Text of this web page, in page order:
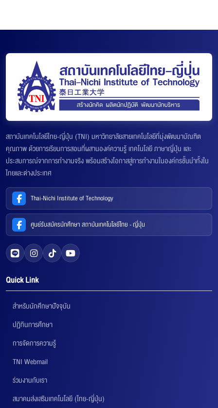
สถาบันเทคโนโลยีไทย-ญี่ปุ่น (TNI) มหาวิทยาลัยสายเทคโนโลยีที่มุ่งพัฒนาบัณฑิต
คุณภาพ ด้วยการเรียนการสอนที่ผสานองค์ความรู้ เทคโนโลยี ภาษาญี่ปุ่น และ
ประสบการณ์จากการทำงานจริง พร้อมสร้างโอกาสสู่การทำงานในองค์กรชั้นนำทั้งใน
ไทยและต่างประเทศ
Thai-Nichi Institute of Technology
ศูนย์รับสมัครนักศึกษา สถาบันเทคโนโลยีไทย - ญี่ปุ่น
Quick Link
สำหรับนักศึกษาปัจจุบัน
ปฏิทินการศึกษา
การจัดการความรู้
TNI Webmail
ร่วมงานกับเรา
สมาคมส่งเสริมเทคโนโลยี (ไทย-ญี่ปุ่น)